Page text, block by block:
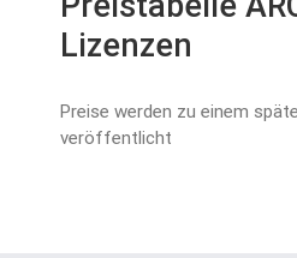
Lizenzen
Preise werden zu einem
veröffentlicht